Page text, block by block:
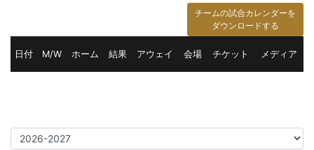
チームの試合カレンダーを
ダウンロードする
日付 M/W ホーム 結果 アウェイ 会場 チケット メディア